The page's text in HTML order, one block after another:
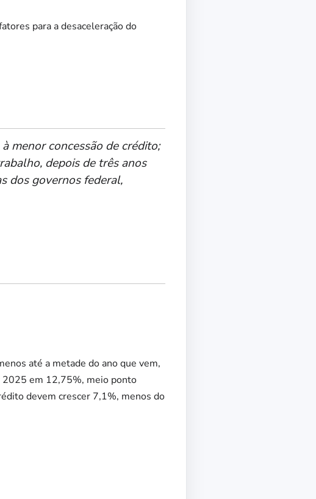
para a desaceleração do
menor concessão de crédito;
depois de três anos
dos governos federal,
até a metade do ano que vem,
2025 em 12,75%, meio ponto
devem crescer 7,1%, menos do